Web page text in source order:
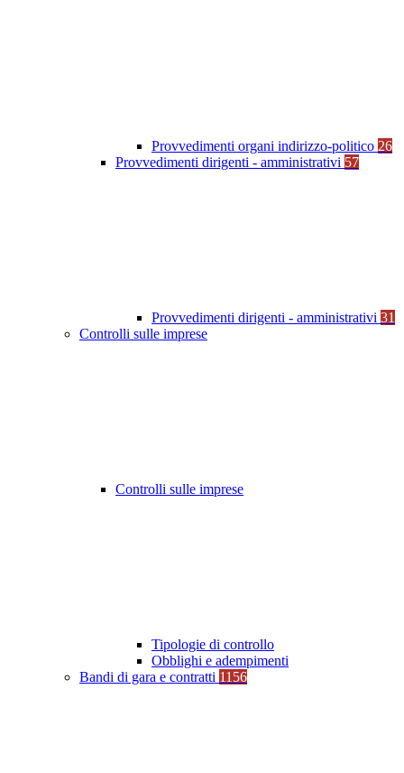
Provvedimenti organi indirizzo-politico 26
Provvedimenti dirigenti - amministrativi 57
Provvedimenti dirigenti - amministrativi 31
Controlli sulle imprese
Controlli sulle imprese
Tipologie di controllo
Obblighi e adempimenti
Bandi di gara e contratti 1156